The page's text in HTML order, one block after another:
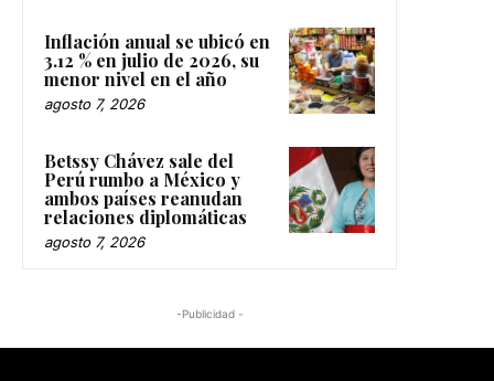
Inflación anual se ubicó en
3.12 % en julio de 2026, su
menor nivel en el año
agosto 7, 2026
Betssy Chávez sale del
Perú rumbo a México y
ambos países reanudan
relaciones diplomáticas
agosto 7, 2026
-Publicidad -